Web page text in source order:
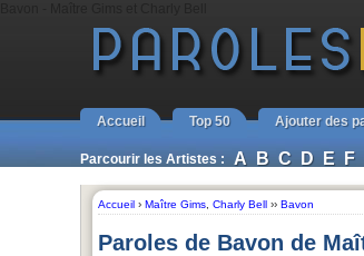
Accueil Top 50 Ajouter des
Parcourir les Artistes : A B C D E F
Accueil › Maître Gims Charly Bell ›› Bavon
Paroles de Bavon de